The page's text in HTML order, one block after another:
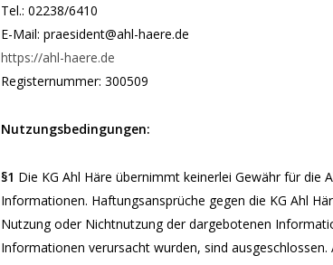
Tel.: 02238/6410
E-Mail: praesident@ahl-haere.de
https://ahl-haere.de
Registernummer: 300509
Nutzungsbedingungen:
§1 Die KG Ahl Häre übernimmt keinerlei Gewähr für die
Informationen. Haftungsansprüche gegen die KG Ahl
Nutzung oder Nichtnutzung derdargebotenen
Informationen verursacht wurden, sind